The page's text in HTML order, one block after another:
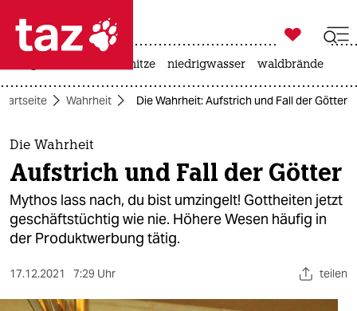
 taz zahl ich
taz zahl ich
themen
politik
öko

taz zahl ich
hitze niedrigwasser waldbrände
Wahrheit Die Wahrheit: Aufstrich und Fall der Götter
Die Wahrheit
Aufstrich und Fall der Götter
Mythos lass nach, du bist umzingelt! Gottheiten jetzt
geschäftstüchtig wie nie. Höhere Wesen häufig in
der Produktwerbung tätig.
17.12.2021 7:29 Uhr teilen